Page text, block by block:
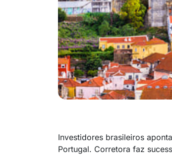
Investidores brasileiros
Portugal. Corretora faz